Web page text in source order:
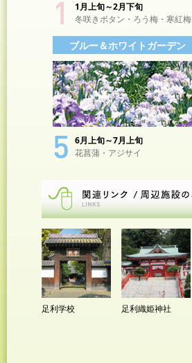
1月上旬～2月下旬
冬咲きボタン・ろう梅・寒紅梅
ブルー＆ホワイトガーデン
6月上旬～7月上旬
花菖蒲・アジサイ
足利学校 足利織姫神社